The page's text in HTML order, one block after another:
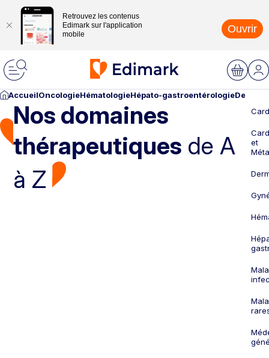
Retrouvez les contenus
Edimark sur l'application
mobile
Ouvrir
AccueilOncologieHématologieHépato-gastroentérologie
Nos domaines
thérapeutiques de A
à Z
et